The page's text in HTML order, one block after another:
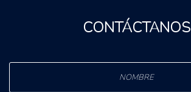
CONTÁCTANOS